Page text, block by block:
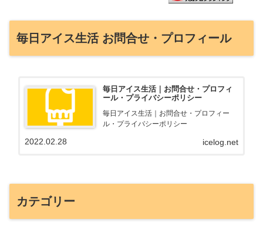
毎日アイス生活 お問合せ・プロフィール
毎日アイス生活｜お問合せ・プロフィ
ール・プライバシーポリシー
毎日アイス生活｜お問合せ・プロフィー
ル・プライバシーポリシー
icelog.net
2022.02.28
カテゴリー